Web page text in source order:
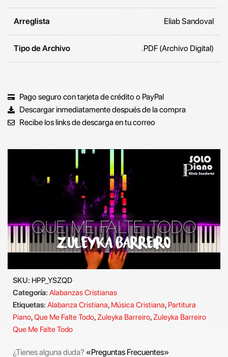
Arreglista Eliab Sandoval
Tipo de Archivo .PDF (Archivo Digital)
Pago seguro con tarjeta de crédito o PayPal
Descargar inmediatamente después de la compra
Recibe los links de descarga en tu correo
SKU: HPP_YSZQD
Categoría: Alabanzas Cristianas
Etiquetas: Alabanza Cristiana, Música Cristiana, Partitura
Piano,Que Me Falte Todo,Zuleyka Barreiro,Zuleyka Barreiro
Que Me Falte Todo
¿Tienes alguna duda? «Preguntas Frecuentes»